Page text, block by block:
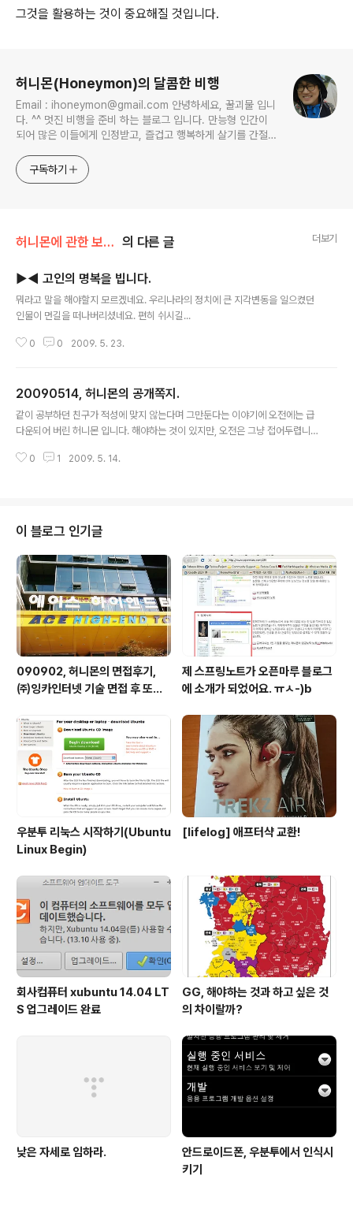
그것을 활용하는 것이 중요해질 것입니다.
허니몬(Honeymon)의 달콤한 비행
Email : ihoneymon@gmail.com 안녕하세요, 꿀괴물 입니
다. ^^ 멋진 비행을 준비 하는 블로그 입니다. 만능형 인간이
되어 많은 이들에게 인정받고, 즐겁고 행복하게 살기를 간절히
지켜봐주세요!! ^^
구독하기
허니몬에 관한 보고서/허니몬의 물병편지 의 다른 글 더보기
▶◀ 고인의 명복을 빕니다.
뭐라고 말을 해야할지 모르겠네요. 우리나라의 정치에 큰 지각변동을 일으켰던
인물이 먼길을 떠나버리셨네요. 편히 쉬시길...
0 0 2009. 5. 23.
20090514, 허니몬의 공개쪽지.
같이 공부하던 친구가 적성에 맞지 않는다며 그만둔다는 이야기에 오전에는 급
다운되어 버린 허니몬 입니다. 해야하는 것이 있지만, 오전은 그냥 접어두렵니
지 방법(도아의 세상사는 이야기) http://offree.net/entry/Delicious-Coff
: 지극한 아내 사랑이 만들어낸 사랑스런 발명품, 일회용 반창고 http://www.i
deakeyword.com/1813 ● 술 잘..
0 1 2009. 5. 14.
이 블로그 인기글
090902, 허니몬의 면접후기,
㈜잉카인터넷 기술 면접 후 또한
업!!
제 스프링노트가 오픈마루 블로그
에 소개가 되었어요. ㅠㅅ-)b
우분투 리눅스 시작하기(Ubuntu
Linux Begin)
[lifelog] 애프터샥 교환!
회사컴퓨터 xubuntu 14.04 LT
S 업그레이드 완료
GG, 해야하는 것과 하고 싶은 것
의 차이랄까?
낮은 자세로 임하라.
안드로이드폰, 우분투에서 인식시
키기